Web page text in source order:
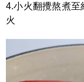
4.小火翻攪熬煮至
火